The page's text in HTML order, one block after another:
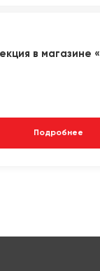
в магазине
Подробнее